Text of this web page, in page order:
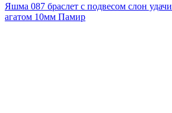
Яшма 087 браслет с подвесом слон
агатом 10мм Памир